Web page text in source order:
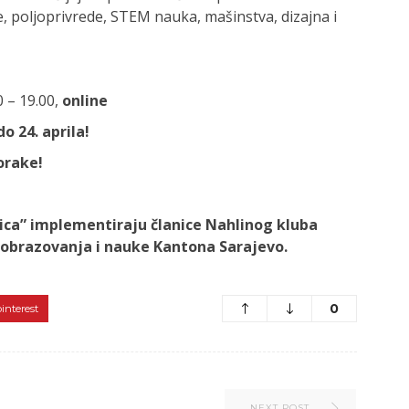
STEM nauka, mašinstva, dizajna i
19.00, online
24. aprila!
implementiraju članice Nahlinog kluba
i nauke Kantona Sarajevo.
0